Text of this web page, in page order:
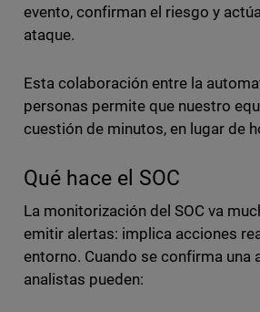
evento, confirman el riesgo y
ataque.
Esta colaboración entre la
personas permite que nuestro
cuestión de minutos, en lugar de
Qué hace el SOC
La monitorización del SOC va
emitir alertas: implica acciones
entorno. Cuando se confirma una
analistas pueden: